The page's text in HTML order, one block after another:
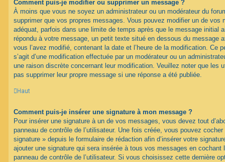
Comment puis-je modifier ou supprimer un message ?
À moins que vous ne soyez un administrateur ou un modérateur du
supprimer que vos propres messages. Vous pouvez modifier un de vos
adéquat, parfois dans une limite de temps après que le message initial
répondu à votre message, un petit texte situé en dessous du message
vous l’avez modifié, contenant la date et l’heure de la modification. Ce
s’agit d’une modification effectuée par un modérateur ou un
une raison discrète concernant leur modification. Veuillez noter que les
pas supprimer leur propre message si une réponse a été publiée.
Haut
Comment puis-je insérer une signature à mon message ?
Pour insérer une signature à un de vos messages, vous devez tout
panneau de contrôle de l’utilisateur. Une fois créée, vous pouvez
signature » depuis le formulaire de rédaction afin d’insérer votre
ajouter une signature qui sera insérée à tous vos messages en cochant
panneau de contrôle de l’utilisateur. Si vous choisissez cette dernière